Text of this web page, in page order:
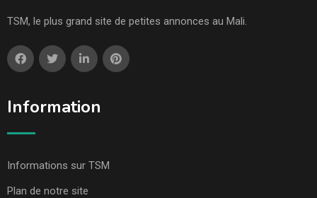
TSM, le plus grand site de petites annonces au Mali.
Information
Informations sur TSM
Plan de notre site